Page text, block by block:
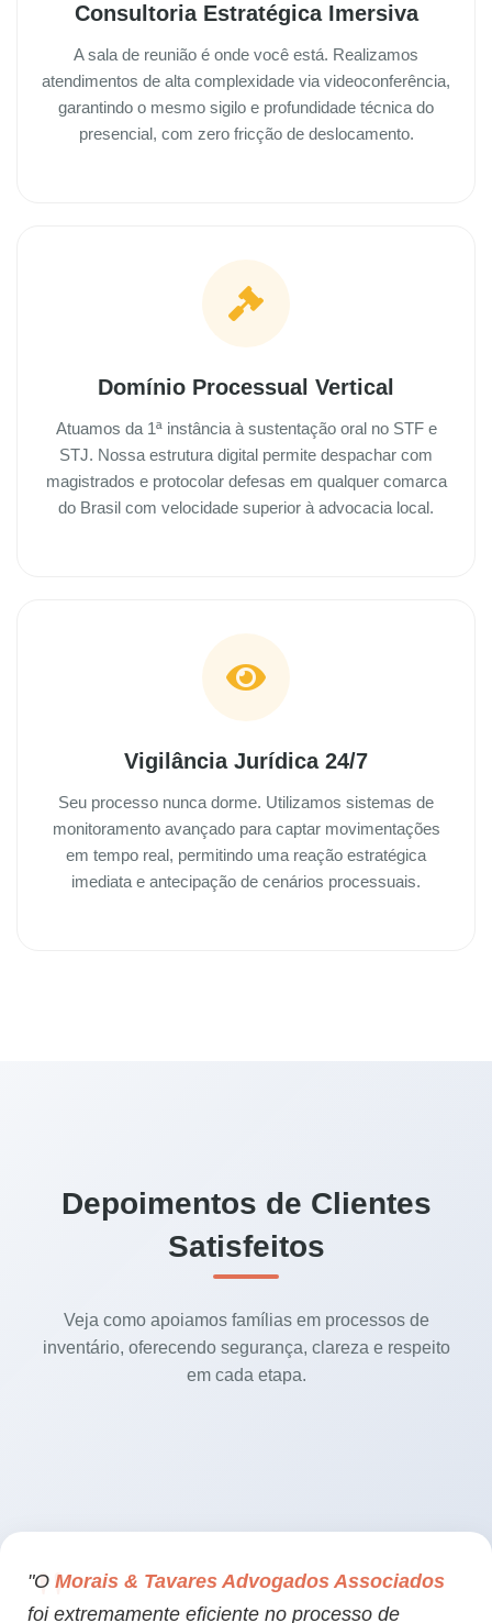
Consultoria Estratégica Imersiva
A sala de reunião é onde você está. Realizamos
atendimentos de alta complexidade via videoconferência,
garantindo o mesmo sigilo e profundidade técnica do
presencial, com zero fricção de deslocamento.
Domínio Processual Vertical
Atuamos da 1ª instância à sustentação oral no STF e
STJ. Nossa estrutura digital permite despachar com
magistrados e protocolar defesas em qualquer comarca
do Brasil com velocidade superior à advocacia local.
Vigilância Jurídica 24/7
Seu processo nunca dorme. Utilizamos sistemas de
monitoramento avançado para captar movimentações
em tempo real, permitindo uma reação estratégica
imediata e antecipação de cenários processuais.
Depoimentos de Clientes
Satisfeitos
Veja como apoiamos famílias em processos de
inventário, oferecendo segurança, clareza e respeito
em cada etapa.
"O Morais & Tavares Advogados Associados
foi extremamente eficiente no processo de